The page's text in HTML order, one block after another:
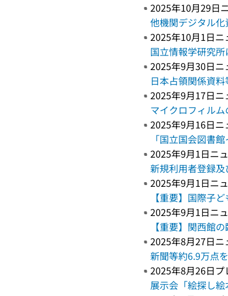
2025年10月29日
他機関デジタル
2025年10月1日ニ
国立情報学研究
2025年9月30日ニ
日本占領関係資
2025年9月17日ニ
マイクロフィル
2025年9月16日ニ
「国立国会図書
2025年9月1日ニ
新規利用者登録
2025年9月1日ニ
【重要】国際子
2025年9月1日ニ
【重要】関西館
2025年8月27日ニ
新聞等約6.9万点
2025年8月26日
展示会「絵探し